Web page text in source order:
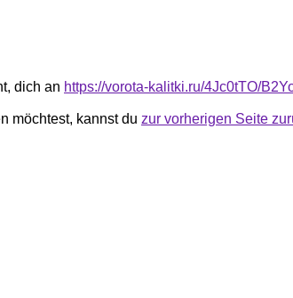
dich an https://vorota-kalitki.ru/4Jc0tTO/
möchtest, kannst du zur vorherigen Seite